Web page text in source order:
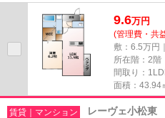
スしやすい物件です。できるだ...
9.6万円
(管理費・共
敷：6.5万円
所在階：2階
間取り：
面積：43.94
賃貸｜マンション レーヴェ小松東